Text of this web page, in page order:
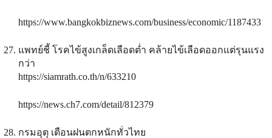
https://www.bangkokbiznews.com/business/economic/1187433
แพทย์ชี้ โรคไข้สูงเกล็ดเลือดต่ำ คล้ายไข้เลือดออกแต่รุนแรง
กว่า
https://siamrath.co.th/n/633210
https://news.ch7.com/detail/812379
กรมอุตุ เตือนฝนตกหนักทั่วไทย